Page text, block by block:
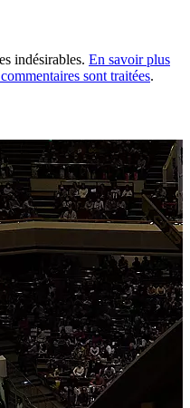
indésirables. En savoir plus
sont traitées.